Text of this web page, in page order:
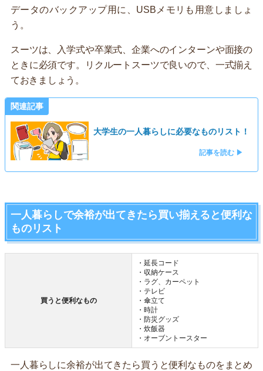
データのバックアップ用に、USBメモリも用意しましょ
う。
スーツは、入学式や卒業式、企業へのインターンや面接の
ときに必須です。リクルートスーツで良いので、一式揃え
ておきましょう。
関連記事
大学生の一人暮らしに必要なものリスト！
記事を読む ▶
一人暮らしで余裕が出てきたら買い揃えると便利な
ものリスト
買うと便利なもの
・延長コード
・収納ケース
・ラグ、カーペット
・テレビ
・傘立て
・時計
・防災グッズ
・炊飯器
・オーブントースター
一人暮らしに余裕が出てきたら買うと便利なものをまとめ